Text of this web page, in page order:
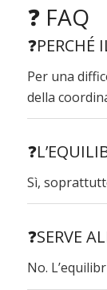
❓ FAQ
Per una
della
Sì,
❓SERVE
No.